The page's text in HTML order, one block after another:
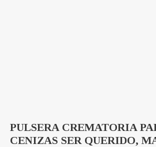
PULSERA CREMATORIA
CENIZAS SER QUERIDO,